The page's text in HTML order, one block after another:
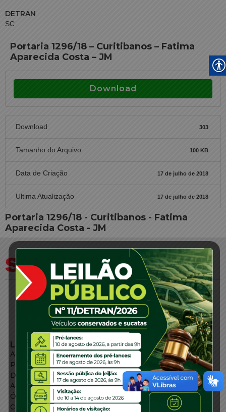
DETRAN
SC
Portaria 1296/18 – Curitibanos – Fatima
Aparecida Costa – JM
Download
Download 303
Tamanho do Arquivo 100 KB
Data de Criação 17 de julho de 2018
Ultima Atualização 17 de julho de 2018
Portaria 1296/18 - Curitibanos - Fatima
Aparecida Costa - JM
LINKS EXTERNOS
Agência de Notícias
Portal de Serviços
Diário Oficial
Acesso à Informação
Órgãos do Governo
Conheça SC